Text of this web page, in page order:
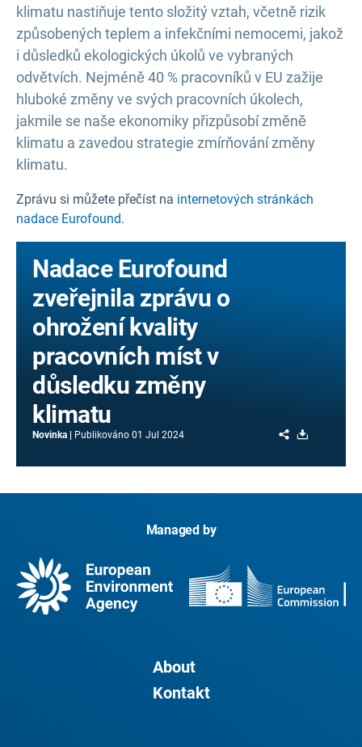
klimatu nastiňuje tento složitý vztah, včetně rizik
způsobených teplem a infekčními nemocemi, jakož
i důsledků ekologických úkolů ve vybraných
odvětvích. Nejméně 40 % pracovníků v EU zažije
hluboké změny ve svých pracovních úkolech,
jakmile se naše ekonomiky přizpůsobí změně
klimatu a zavedou strategie zmírňování změny
klimatu.
Zprávu si můžete přečíst na internetových stránkách
nadace Eurofound.
Nadace Eurofound
zveřejnila zprávu o
ohrožení kvality
pracovních míst v
důsledku změny
klimatu
Novinka Publikováno 01 Jul 2024 Share
Managed by
About
Kontakt